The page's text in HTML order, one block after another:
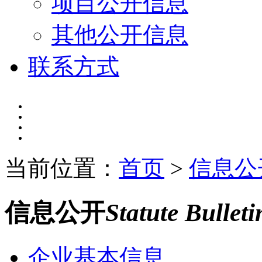
其他公开信息
联系方式
当前位置： 首页 > 信息
信息公开Statute
企业基本信息